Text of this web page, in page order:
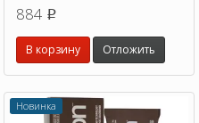
884 p
В корзину Отложить
Новинка